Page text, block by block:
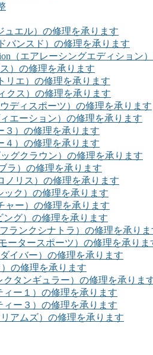
ュエル）の修理を承ります
バンスド）の修理を承ります
（エアレーシングエディション
）の修理を承ります
リエ）の修理を承ります
クス）の修理を承ります
ディスポーツ）の修理を承ります
エーション）の修理を承ります
３）の修理を承ります
４）の修理を承ります
グクラウン）の修理を承ります
ラ）の修理を承ります
ノリス）の修理を承ります
ック）の修理を承ります
ャー）の修理を承ります
ング）の修理を承ります
フランクシナトラ）の修理を承りま
ータースポーツ）の修理を承りま
イバー）の修理を承ります
の修理を承ります
クタンギュラー）の修理を承りま
ィー１）の修理を承ります
ィー３）の修理を承ります
アムズ）の修理を承ります